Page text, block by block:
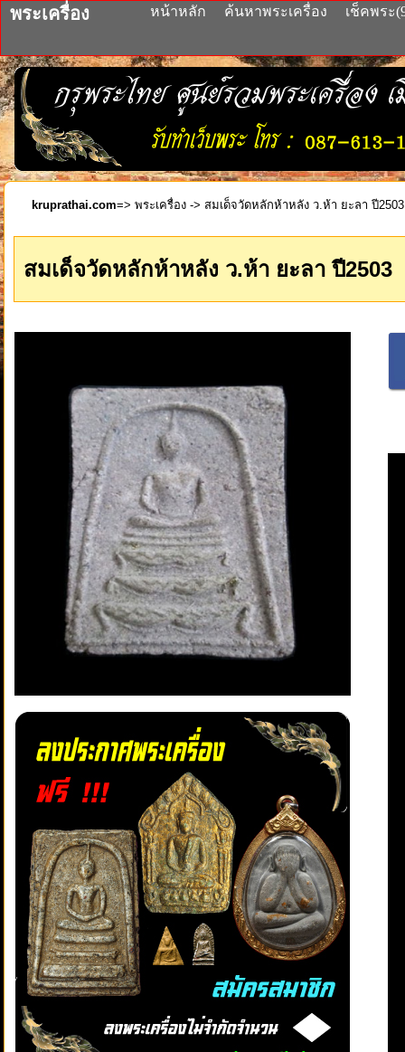
พระเครื่อง หน้าหลัก ค้นหาพระเครื่อง เช็คพระ
kruprathai.com=> พระเครื่อง -> สมเด็จวัดหลักห้าหลัง ว.ห้า ยะลา ปี2503
สมเด็จวัดหลักห้าหลัง ว.ห้า ยะลา ปี2503